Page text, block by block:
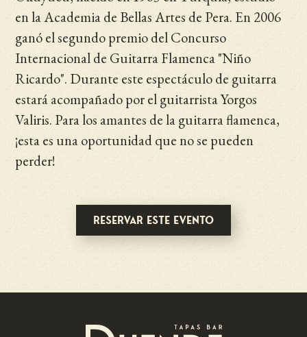
en la Academia de Bellas Artes de Pera. En 2006
ganó el segundo premio del Concurso
Internacional de Guitarra Flamenca "Niño
Ricardo". Durante este espectáculo de guitarra
estará acompañado por el guitarrista Yorgos
Valiris. Para los amantes de la guitarra flamenca,
¡esta es una oportunidad que no se pueden
perder!
Reservar este evento